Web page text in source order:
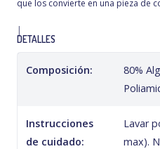
que los convierte en una pieza de
|
DETALLES
Composición:
80%
Instrucciones
de cuidado:
Lavar
max).